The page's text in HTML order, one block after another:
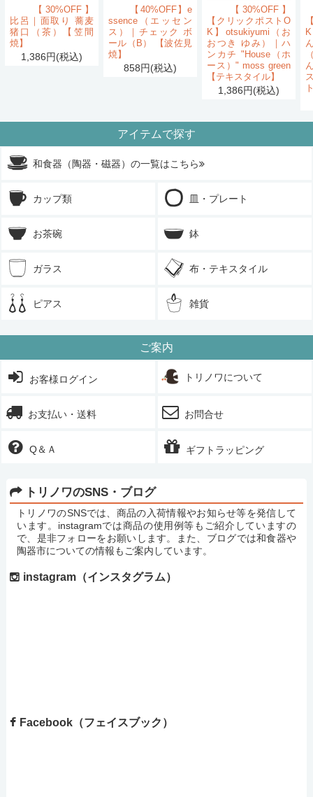
【30%OFF】
比呂｜面取り 蕎麦
猪口（茶）【笠間
焼】
1,386円(税込)
【40%OFF】e
ssence（エッセン
ス）｜チェック ボ
ール（B） 【波佐見
焼】
858円(税込)
【30%OFF】
【クリックポストO
K】otsukiyumi（お
おつき ゆみ）｜ハ
ンカチ "House（ホ
ース）" moss green
【テキスタイル】
1,386円(税込)
アイテムで探す
和食器（陶器・磁器）の一覧はこちら
カップ類 皿・プレート
お茶碗 鉢
ガラス 布・テキスタイル
ピアス 雑貨
ご案内
お客様ログイン トリノワについて
お支払い・送料 お問合せ
Q＆Ａ ギフトラッピング
トリノワのSNS・ブログ
トリノワのSNSでは、商品の入荷情報やお知らせ等を発信して
います。instagramでは商品の使用例等もご紹介していますの
で、是非フォローをお願いします。また、ブログでは和食器や
陶器市についての情報もご案内しています。
instagram（インスタグラム）
Facebook（フェイスブック）